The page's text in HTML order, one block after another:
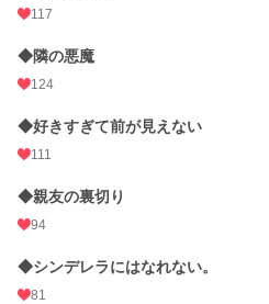
117
◆隣の悪魔
124
◆好きすぎて前が見えない
111
◆親友の裏切り
94
◆シンデレラにはなれない。
81